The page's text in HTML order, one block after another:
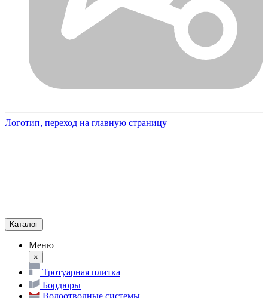
Логотип, переход на главную страницу
Каталог
Меню
×
Тротуарная плитка
Бордюры
Водоотводные системы